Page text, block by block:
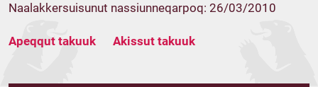
Naalakkersuisunut nassiunneqarpoq: 26/03/2010
Apeqqut takuuk Akissut takuuk